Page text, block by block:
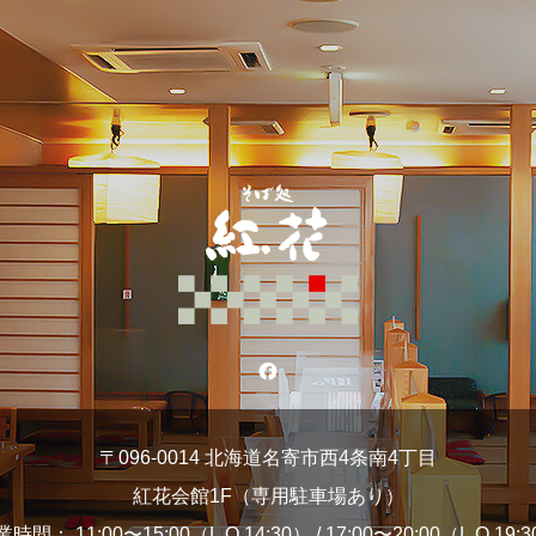
〒096-0014 北海道名寄市西4条南4丁目
紅花会館1F（専用駐車場あり）